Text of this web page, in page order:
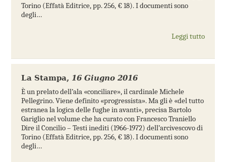
Torino (Effatà Editrice, pp. 256, € 18). I documenti sono
degli…
Leggi tutto
La Stampa, 16 Giugno 2016
È un prelato dell’ala «conciliare», il cardinale Michele
Pellegrino. Viene definito «progressista». Ma gli è «del tutto
estranea la logica delle fughe in avanti», precisa Bartolo
Gariglio nel volume che ha curato con Francesco Traniello
Dire il Concilio – Testi inediti (1966-1972) dell’arcivescovo di
Torino (Effatà Editrice, pp. 256, € 18). I documenti sono
degli…